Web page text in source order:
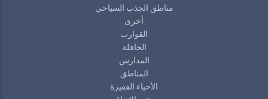
مناطق الجذب السياحي
أخرى
القوارب
الحافلة
المدارس
المناطق
الأحياء الفقيرة